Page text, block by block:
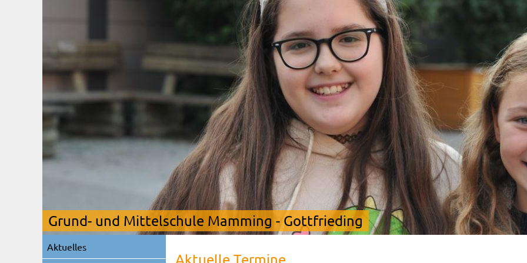
Grund- und Mittelschule Mamming - Gottfrieding
Aktuelle Termine
Navigation
überspringen
Aktuelles